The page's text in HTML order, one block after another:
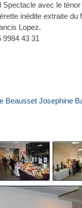
Spectacle avec le
inédite extraite
Lopez.
9984 43 31
Beausset Josephine